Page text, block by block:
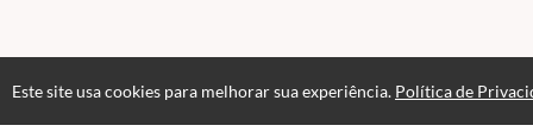
Este site usa cookies para melhorar sua experiência. Política de